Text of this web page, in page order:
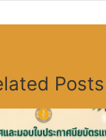
Posts